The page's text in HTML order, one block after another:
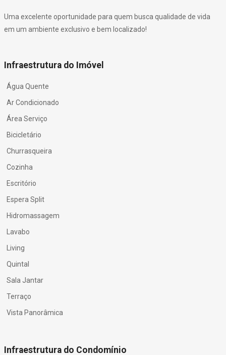
Uma excelente oportunidade para quem busca qualidade de vida
em um ambiente exclusivo e bem localizado!
Infraestrutura do Imóvel
Água Quente
Ar Condicionado
Área Serviço
Bicicletário
Churrasqueira
Cozinha
Escritório
Espera Split
Hidromassagem
Lavabo
Living
Quintal
Sala Jantar
Terraço
Vista Panorâmica
Infraestrutura do Condomínio